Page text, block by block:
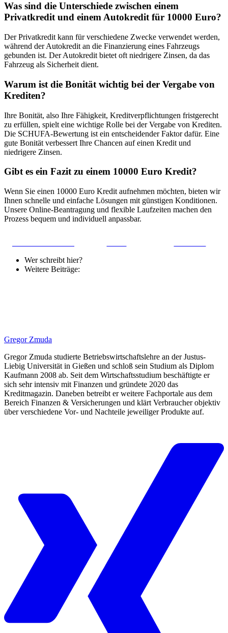
Was sind die Unterschiede zwischen einem
Privatkredit und einem Autokredit für 10000 Euro?
Der Privatkredit kann für verschiedene Zwecke verwendet werden,
während der Autokredit an die Finanzierung eines Fahrzeugs
gebunden ist. Der Autokredit bietet oft niedrigere Zinsen, da das
Fahrzeug als Sicherheit dient.
Warum ist die Bonität wichtig bei der Vergabe von
Krediten?
Ihre Bonität, also Ihre Fähigkeit, Kreditverpflichtungen fristgerecht
zu erfüllen, spielt eine wichtige Rolle bei der Vergabe von Krediten.
Die SCHUFA-Bewertung ist ein entscheidender Faktor dafür. Eine
gute Bonität verbessert Ihre Chancen auf einen Kredit und
niedrigere Zinsen.
Gibt es ein Fazit zu einem 10000 Euro Kredit?
Wenn Sie einen 10000 Euro Kredit aufnehmen möchten, bieten wir
Ihnen schnelle und einfache Lösungen mit günstigen Konditionen.
Unsere Online-Beantragung und flexible Laufzeiten machen den
Prozess bequem und individuell anpassbar.
Wer schreibt hier?
Weitere Beiträge:
Gregor Zmuda
Gregor Zmuda studierte Betriebswirtschaftslehre an der Justus-
Liebig Universität in Gießen und schloß sein Studium als Diplom
Kaufmann 2008 ab. Seit dem Wirtschaftsstudium beschäftigte er
sich sehr intensiv mit Finanzen und gründete 2020 das
Kreditmagazin. Daneben betreibt er weitere Fachportale aus dem
Bereich Finanzen & Versicherungen und klärt Verbraucher objektiv
über verschiedene Vor- und Nachteile jeweiliger Produkte auf.